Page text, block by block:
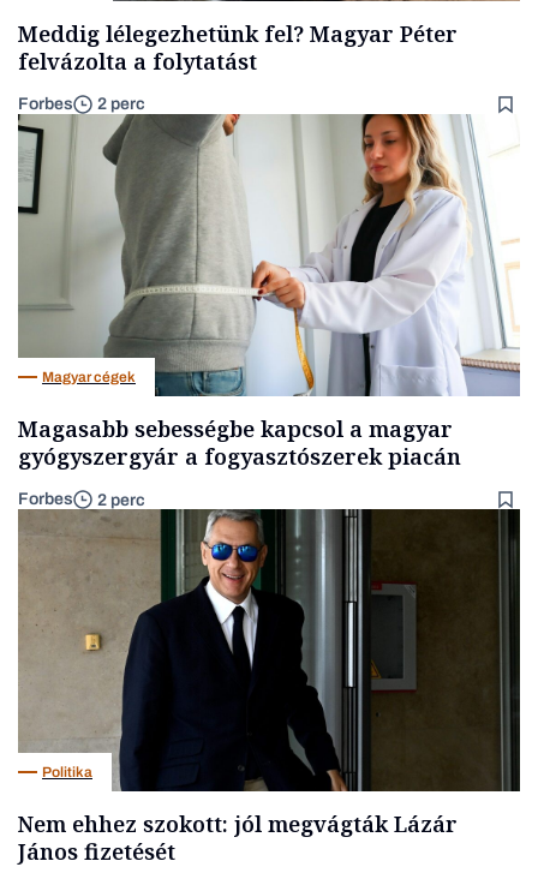
Meddig lélegezhetünk fel? Magyar Péter
felvázolta a folytatást
Forbes 2 perc
Magyar cégek
Magasabb sebességbe kapcsol a magyar
gyógyszergyár a fogyasztószerek piacán
Forbes 2 perc
Politika
Nem ehhez szokott: jól megvágták Lázár
János fizetését